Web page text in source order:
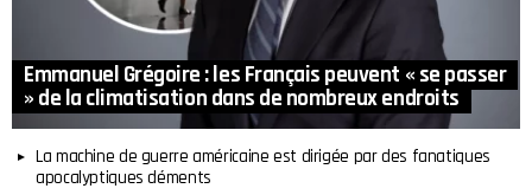
Emmanuel Grégoire : les Français peuvent « se passer
» de la climatisation dans de nombreux endroits
La machine de guerre américaine est dirigée par des fanatiques
apocalyptiques déments